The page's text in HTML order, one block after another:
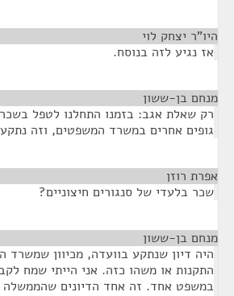
היו"ר יצחק לוי
אז נגיע לזה בנוסח.
מנחם בן-ששון
רק שאלת אגב: בזמנו התחלנו לטפל
גופים אחרים במשרד המשפטים, וזה
אפרת רוזן
שכר בלעדי של סנגורים חיצוניים?
מנחם בן-ששון
היה דיון שנתקע בוועדה, מכיוון
התקנות או משהו כזה. אני הייתי שמח
במשפט אחד. זה אחד הדיונים שהממשלה